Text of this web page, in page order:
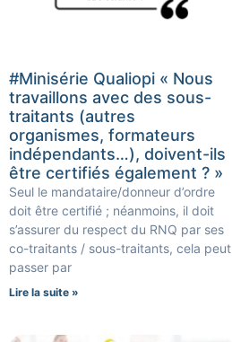
#Minisérie Qualiopi « Nous
travaillons avec des sous-
traitants (autres
organismes, formateurs
indépendants…), doivent-ils
être certifiés également ? »
Seul le mandataire/donneur d’ordre
doit être certifié ; néanmoins, il doit
s’assurer du respect du RNQ par ses
co-traitants / sous-traitants, cela peut
passer par
Lire la suite »